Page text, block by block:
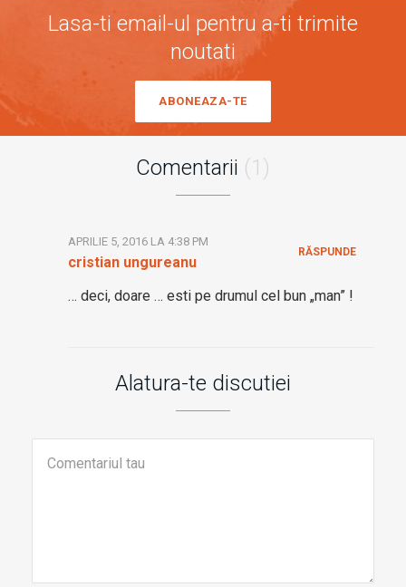
Lasa-ti email-ul pentru a-ti trimite
noutati
ABONEAZA-TE
Comentarii (1)
cristian ungureanu
APRILIE 5, 2016 LA 4:38 PM
… deci, doare … esti pe drumul cel bun „man” !
RĂSPUNDE
Alatura-te discutiei